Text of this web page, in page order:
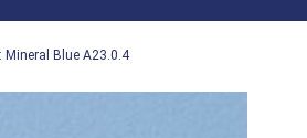
Blue A23.0.4